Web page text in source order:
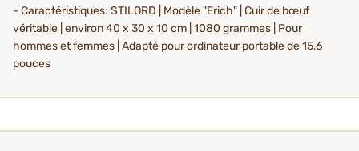
- Caractéristiques: STILORD | Modèle "Erich" | Cuir de bœuf
véritable | environ 40 x 30 x 10 cm | 1080 grammes | Pour
hommes et femmes | Adapté pour ordinateur portable de 15,6
pouces